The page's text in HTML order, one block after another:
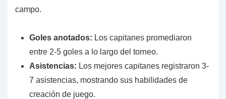
campo.
Goles anotados: Los capitanes promediaron
entre 2-5 goles a lo largo del torneo.
Asistencias: Los mejores capitanes registraron 3-
7 asistencias, mostrando sus habilidades de
creación de juego.